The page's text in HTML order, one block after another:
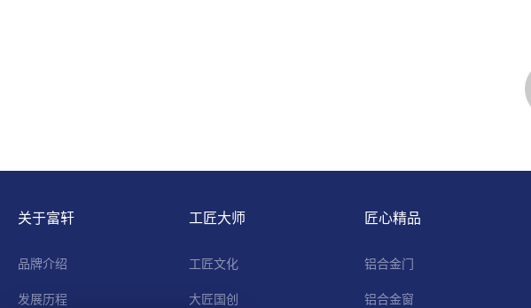
关于富轩
品牌介绍
发展历程
工匠大师
工匠文化
大匠国创
匠心精品
铝合金门
铝合金窗